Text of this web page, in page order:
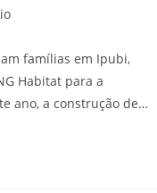
famílias em Ipubi,
Habitat para a
ano, a construção de…